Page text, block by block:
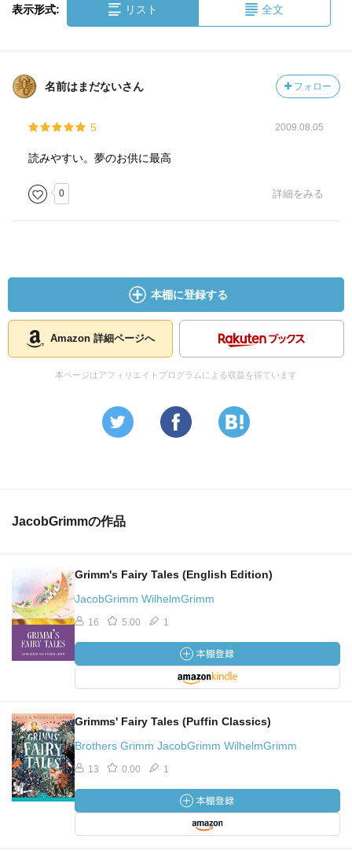
表示形式: リスト 全文
名前はまだないさん フォロー
5 2009.08.05
読みやすい。夢のお供に最高
0 詳細をみる
本棚に登録する
Amazon 詳細ページへ
本ページはアフィリエイトプログラムによる収益を得ています
JacobGrimmの作品
Grimm's Fairy Tales (English Edition)
JacobGrimm WilhelmGrimm
16 5.00 1
Grimms' Fairy Tales (Puffin Classics)
Brothers Grimm JacobGrimm WilhelmGrimm
13 0.00 1